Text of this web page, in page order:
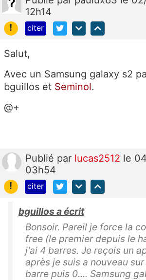
12h14
!
citer
Salut,
Avec un Samsung galaxy s2
bguillos et Seminol.
@+
Publié par lucas2512 le
03h54
!
citer
bguillos a écrit
Bonsoir. Pareil je force la
free (le premier depuis le
j'ai 4 barres. Je reçois un
après je suis a nouveau
barre puis 0.... Samsung